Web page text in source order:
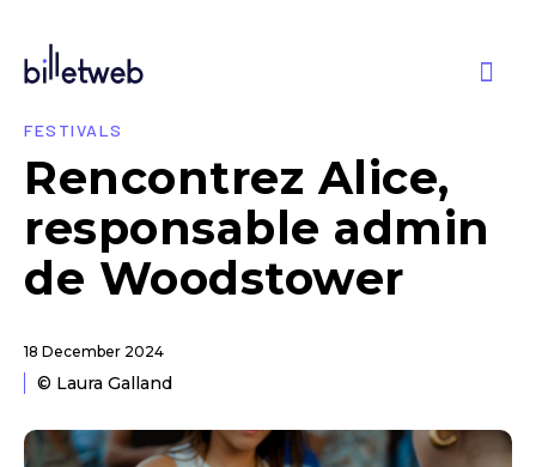
FESTIVALS
Rencontrez Alice,
responsable admin
de Woodstower
18 December 2024
© Laura Galland